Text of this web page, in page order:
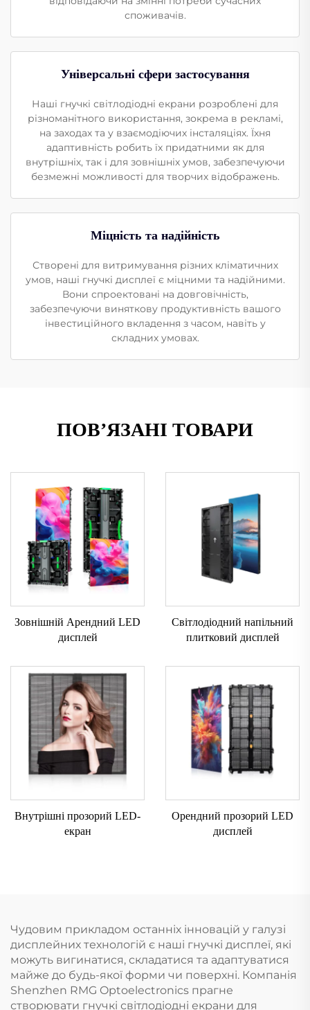
споживачів.
Універсальні сфери застосування
Наші гнучкі світлодіодні екрани розроблені для
різноманітного використання, зокрема в рекламі,
на заходах та у взаємодіючих інсталяціях. Їхня
адаптивність робить їх придатними як для
внутрішніх, так і для зовнішніх умов, забезпечуючи
безмежні можливості для творчих відображень.
Міцність та надійність
Створені для витримування різних кліматичних
умов, наші гнучкі дисплеї є міцними та надійними.
Вони спроектовані на довговічність,
забезпечуючи виняткову продуктивність вашого
інвестиційного вкладення з часом, навіть у
складних умовах.
ПОВ’ЯЗАНІ ТОВАРИ
Зовнішній Арендний LED
дисплей
Світлодіодний напільний
плитковий дисплей
Внутрішні прозорий LED-
екран
Орендний прозорий LED
дисплей
Чудовим прикладом останніх інновацій у галузі
дисплейних технологій є наші гнучкі дисплеї, які
можуть вигинатися, складатися та адаптуватися
майже до будь-якої форми чи поверхні. Компанія
Shenzhen RMG Optoelectronics прагне
створювати гнучкі світлодіодні екрани для